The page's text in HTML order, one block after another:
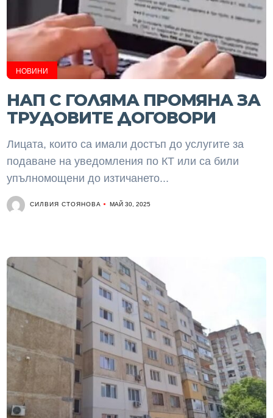
НОВИНИ
НАП С ГОЛЯМА ПРОМЯНА ЗА
ТРУДОВИТЕ ДОГОВОРИ
Лицата, които са имали достъп до услугите за
подаване на уведомления по КТ или са били
упълномощени до изтичането...
СИЛВИЯ СТОЯНОВА МАЙ 30, 2025